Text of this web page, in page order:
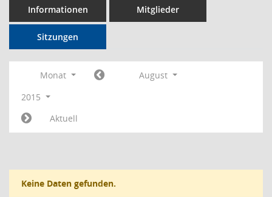
Informationen Mitglieder
Sitzungen
Monat
August
2015
Aktuell
Keine Daten gefunden.